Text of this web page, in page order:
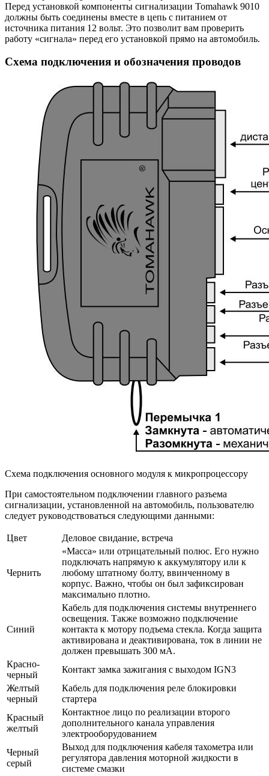
Перед установкой компоненты сигнализации Tomahawk 9010
должны быть соединены вместе в цепь с питанием от
источника питания 12 вольт. Это позволит вам проверить
работу «сигнала» перед его установкой прямо на автомобиль.
Схема подключения и обозначения проводов
Схема подключения основного модуля к микропроцессору
При самостоятельном подключении главного разъема
сигнализации, установленной на автомобиль, пользователю
следует руководствоваться следующими данными:
Цвет Деловое свидание, встреча
Чернить
«Масса» или отрицательный полюс. Его нужно
подключать напрямую к аккумулятору или к
любому штатному болту, ввинченному в
корпус. Важно, чтобы он был зафиксирован
максимально плотно.
Синий
Кабель для подключения системы внутреннего
освещения. Также возможно подключение
контакта к мотору подъема стекла. Когда защита
активирована и деактивирована, ток в линии не
должен превышать 300 мА.
Красно-
черный
Контакт замка зажигания с выходом IGN3
Желтый
черный
Кабель для подключения реле блокировки
стартера
Красный
желтый
Контактное лицо по реализации второго
дополнительного канала управления
электрооборудованием
Черный
серый
Выход для подключения кабеля тахометра или
регулятора давления моторной жидкости в
системе смазки